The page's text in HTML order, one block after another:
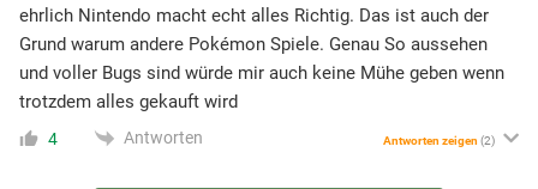
ehrlich Nintendo macht echt alles Richtig. Das ist auch der
Grund warum andere Pokémon Spiele. Genau So aussehen
und voller Bugs sind würde mir auch keine Mühe geben wenn
trotzdem alles gekauft wird
4 Antworten Antworten zeigen (2)